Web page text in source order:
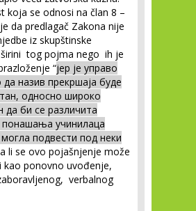
koja se odnosi na član 8 –
da predlagač Zakona nije
iz skupštinske
tog pojma nego ih je
“јер је управо
назив прекршаја буде
односно широко
да би се различита
понашања учинилаца
подвести под неки
li se ovo pojašnjenje može
kao ponovno uvođenje,
verbalnog